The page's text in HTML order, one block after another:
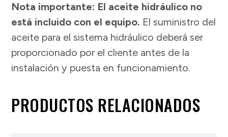
Nota importante: El aceite hidráulico no
está incluido con el equipo. El suministro del
aceite para el sistema hidráulico deberá ser
proporcionado por el cliente antes de la
instalación y puesta en funcionamiento.
PRODUCTOS RELACIONADOS